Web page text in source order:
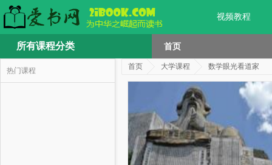
视频教程
所有课程分类 首页
热门课程 首页 大学课程 数学眼光看道家